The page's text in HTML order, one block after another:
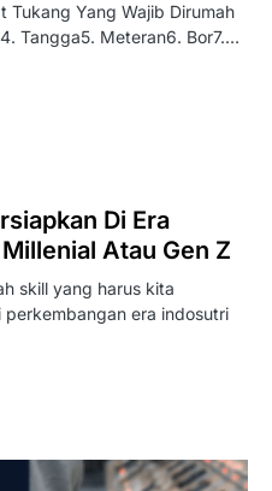
Tukang Yang Wajib Dirumah
Tangga5. Meteran6. Bor7.…
Di Era
Atau Gen Z
skill yang harus kita
era indosutri